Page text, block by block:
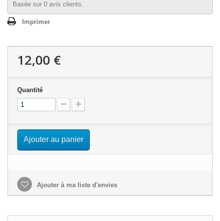
Basée sur 0 avis clients.
Imprimer
12,00 €
Quantité
Ajouter au panier
Ajouter à ma liste d'envies